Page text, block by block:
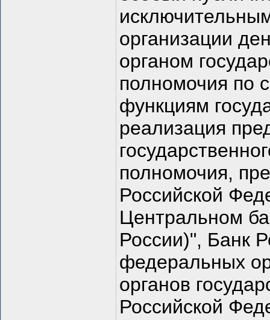
организации
органом
полномочия по
функциям
реализация
полномочия,
Российской
Центральном
России)", Банк
федеральных
органов
Российской